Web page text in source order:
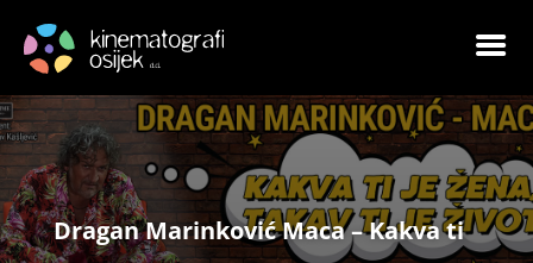
Dragan Marinković Maca – Kakva ti